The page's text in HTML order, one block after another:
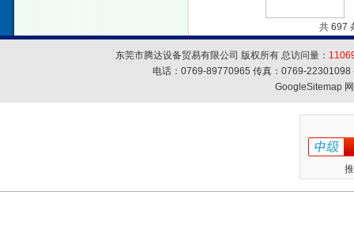
共 697
东莞市腾达设备贸易有限公司 版权所有 总访问量：
电话：0769-89770965 传真：0769-
GoogleSitemap网